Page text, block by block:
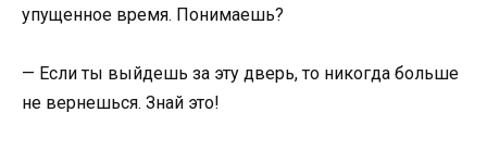
упущенное время. Понимаешь?
— Если ты выйдешь за эту дверь, то никогда больше
не вернешься. Знай это!